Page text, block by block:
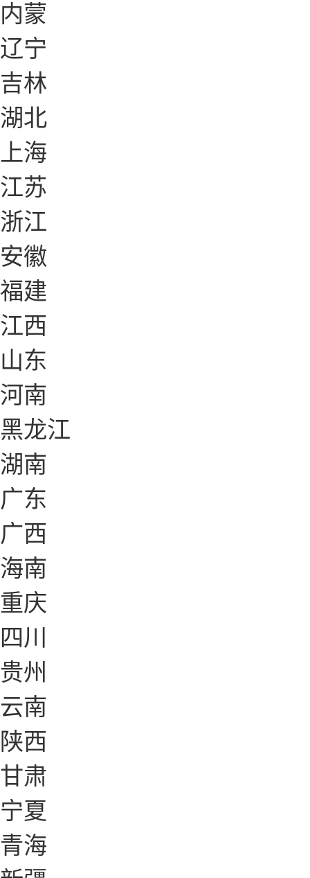
内蒙
辽宁
吉林
湖北
上海
江苏
浙江
安徽
福建
江西
山东
河南
黑龙江
湖南
广东
广西
海南
重庆
四川
贵州
云南
陕西
甘肃
宁夏
青海